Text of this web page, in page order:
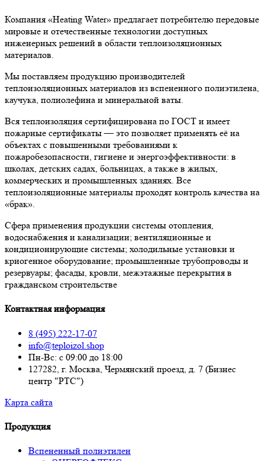
Компания «Heating Water» предлагает потребителю передовые
мировые и отечественные технологии доступных
инженерных решений в области теплоизоляционных
материалов.
Мы поставляем продукцию производителей
теплоизоляционных материалов из вспененного полиэтилена,
каучука, полиолефина и минеральной ваты.
Вся теплоизоляция сертифицирована по ГОСТ и имеет
пожарные сертификаты — это позволяет применять её на
объектах с повышенными требованиями к
пожаробезопасности, гигиене и энергоэффективности: в
школах, детских садах, больницах, а также в жилых,
коммерческих и промышленных зданиях. Все
теплоизоляционные материалы проходят контроль качества на
«брак».
Сфера применения продукции системы отопления,
водоснабжения и канализации; вентиляционные и
кондиционирующие системы; холодильные установки и
криогенное оборудование; промышленные трубопроводы и
резервуары; фасады, кровли, межэтажные перекрытия в
гражданском строительстве
Контактная информация
8 (495) 222-17-07
info@teploizol.shop
Пн-Вс: с 09:00 до 18:00
127282, г. Москва, Чермянский проезд, д. 7 (Бизнес
центр "РТС")
Карта сайта
Продукция
Вспененный полиэтилен